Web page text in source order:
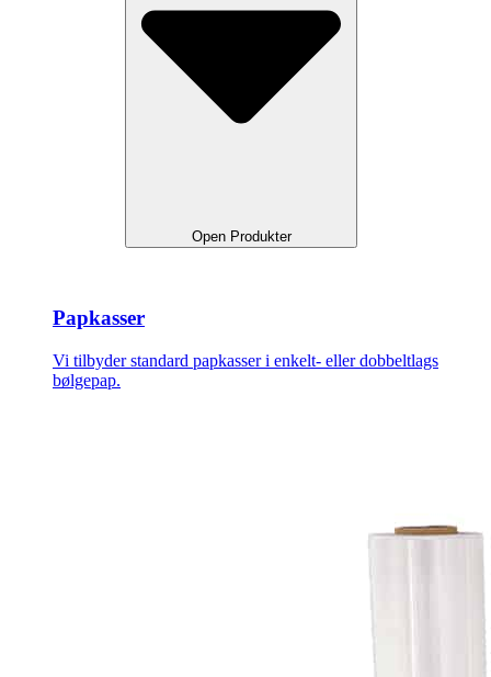
Open Produkter
Papkasser
Vi tilbyder standard papkasser i enkelt- eller dobbeltlags
bølgepap.